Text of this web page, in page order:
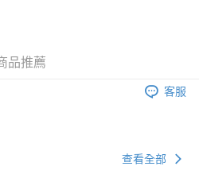
或以上免運費
以上免運費
品推薦
客服
查看全部